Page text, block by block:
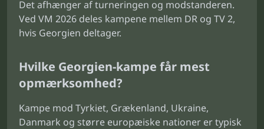
Det afhænger af turneringen og modstanderen.
Ved VM 2026 deles kampene mellem DR og TV 2,
hvis Georgien deltager.
Hvilke Georgien-kampe får mest
opmærksomhed?
Kampe mod Tyrkiet, Grækenland, Ukraine,
Danmark og større europæiske nationer er typisk